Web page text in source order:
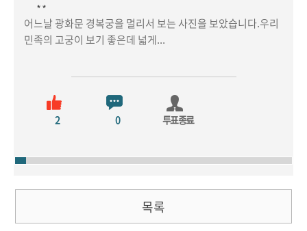
* *
어느날 광화문 경복궁을 멀리서 보는 사진을 보았습니다.우리
민족의 고궁이 보기 좋은데 넓게...
2 0 투표종료
목록